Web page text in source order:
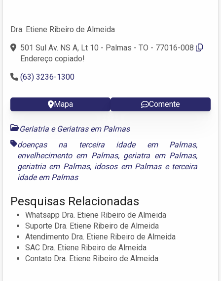
Dra. Etiene Ribeiro de Almeida
501 Sul Av. NS A, Lt 10 - Palmas - TO - 77016-008
Endereço copiado!
(63) 3236-1300
Mapa Comente
Geriatria e Geriatras em Palmas
doenças na terceira idade em Palmas,
envelhecimento em Palmas, geriatra em Palmas,
geriatria em Palmas, idosos em Palmase terceira
idade em Palmas
Pesquisas Relacionadas
Whatsapp Dra. Etiene Ribeiro de Almeida
Suporte Dra. Etiene Ribeiro de Almeida
Atendimento Dra. Etiene Ribeiro de Almeida
SAC Dra. Etiene Ribeiro de Almeida
Contato Dra. Etiene Ribeiro de Almeida